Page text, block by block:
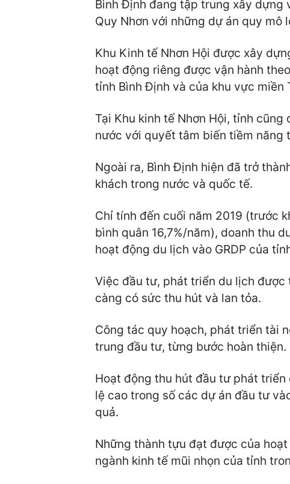
Bình Định đang tập trung xây dựng
Quy Nhơn với những dự án quy mô
Khu Kinh tế Nhơn Hội được xây
hoạt động riêng được vận hành
tỉnh Bình Định và của khu vực miền
Tại Khu kinh tế Nhơn Hội, tỉnh
nước với quyết tâm biến tiềm năng
Ngoài ra, Bình Định hiện đã trở
khách trong nước và quốc tế.
Chỉ tính đến cuối năm 2019 (trước
bình quân 16,7%/năm), doanh thu
hoạt động du lịch vào GRDP của
Việc đầu tư, phát triển du lịch được
càng có sức thu hút và lan tỏa.
Công tác quy hoạch, phát triển tài
trung đầu tư, từng bước hoàn thiện.
Hoạt động thu hút đầu tư phát
lệ cao trong số các dự án đầu tư
quả.
Những thành tựu đạt được của
ngành kinh tế mũi nhọn của tỉnh